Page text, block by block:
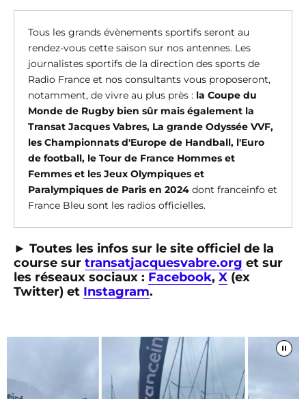
Tous les grands évènements sportifs seront au
rendez-vous cette saison sur nos antennes. Les
journalistes sportifs de la direction des sports de
Radio France et nos consultants vous proposeront,
notamment, de vivre au plus près : la Coupe du
Monde de Rugby bien sûr mais également la
Transat Jacques Vabres, La grande Odyssée VVF,
les Championnats d'Europe de Handball, l'Euro
de football, le Tour de France Hommes et
Femmes et les Jeux Olympiques et
Paralympiques de Paris en 2024 dont franceinfo et
France Bleu sont les radios officielles.
► Toutes les infos sur le site officiel de la
course sur transatjacquesvabre.org et sur
les réseaux sociaux : Facebook, X (ex
Twitter) et Instagram.